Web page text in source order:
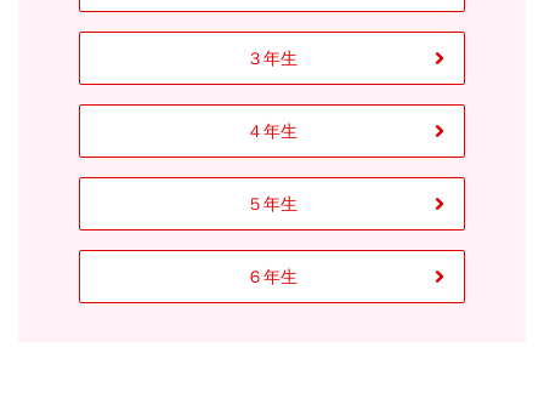
３年生
４年生
５年生
６年生